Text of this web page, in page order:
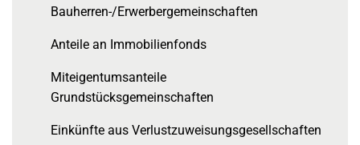
Bauherren-/Erwerbergemeinschaften
Anteile an Immobilienfonds
Miteigentumsanteile
Grundstücksgemeinschaften
Einkünfte aus Verlustzuweisungsgesellschaften